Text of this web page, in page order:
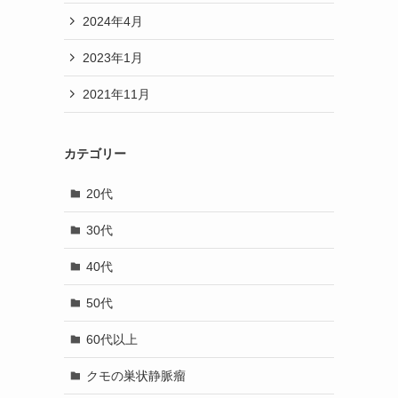
2024年4月
2023年1月
2021年11月
カテゴリー
20代
30代
40代
50代
60代以上
クモの巣状静脈瘤